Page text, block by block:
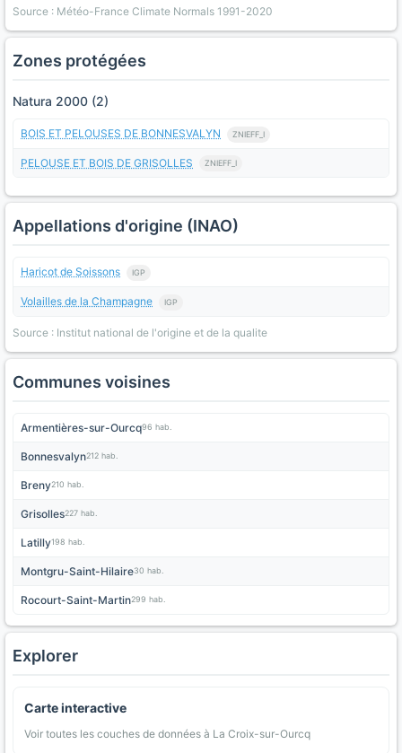
Source : Météo-France Climate Normals 1991-2020
Zones protégées
Natura 2000 (2)
BOIS ET PELOUSES DE BONNESVALYN ZNIEFF_I
PELOUSE ET BOIS DE GRISOLLES ZNIEFF_I
Appellations d'origine (INAO)
Haricot de Soissons IGP
Volailles de la Champagne IGP
Source : Institut national de l'origine et de la qualite
Communes voisines
Armentières-sur-Ourcq96 hab.
Bonnesvalyn212 hab.
Breny210 hab.
Grisolles227 hab.
Latilly198 hab.
Montgru-Saint-Hilaire30 hab.
Rocourt-Saint-Martin299 hab.
Explorer
Carte interactive
Voir toutes les couches de données à La Croix-sur-Ourcq